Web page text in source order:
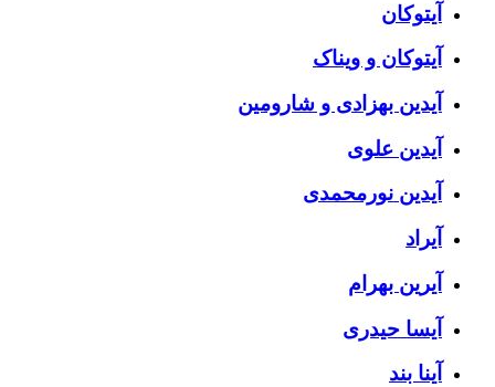
آیتوکان
آیتوکان و ویناک
آیدین بهزادی و شارومین
آیدین علوی
آیدین نورمحمدی
آیراد
آیرین بهرام
آیسا حیدری
آینا بند